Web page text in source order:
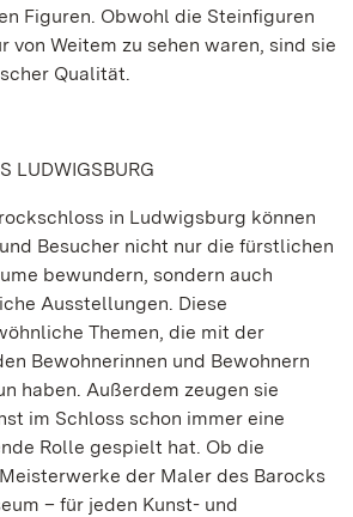
Figuren. Obwohl die Steinfiguren
von Weitem zu sehen waren, sind sie
Qualität.
LUDWIGSBURG
in Ludwigsburg können
Besucher nicht nur die fürstlichen
bewundern, sondern auch
Ausstellungen. Diese
Themen, die mit der
Bewohnerinnen und Bewohnern
haben. Außerdem zeugen sie
im Schloss schon immer eine
Rolle gespielt hat. Ob die
der Maler des Barocks
– für jeden Kunst- und